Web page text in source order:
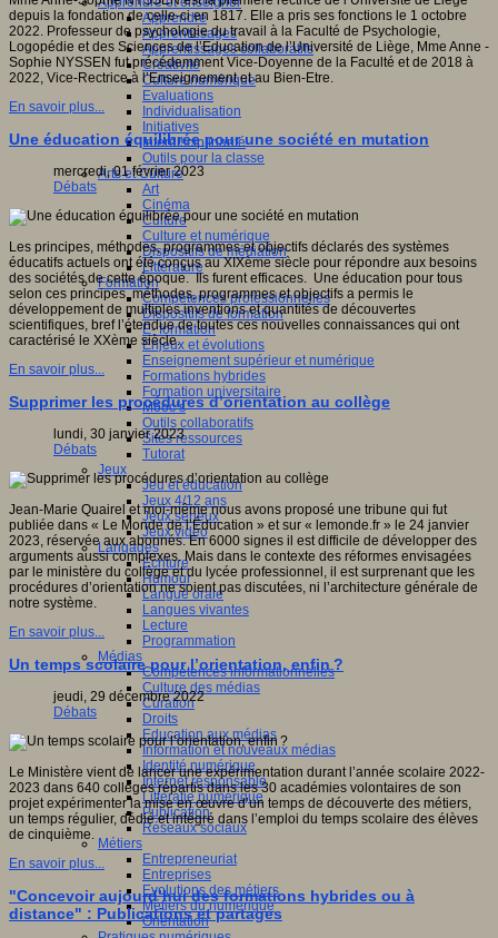
Apprendre
Apprentissages
Apprentissages collaboratifs
Créativité
Culture numérique
Evaluations
Individualisation
Initiatives
Interdisciplinarité
Outils pour la classe
Arts et Culture
Art
Cinéma
Culture
Culture et numérique
Dispositifs de médiation
Littérature
Formation
Compétences professionnelles
Dispositifs de formation
E- formation
Enjeux et évolutions
Enseignement supérieur et numérique
Formations hybrides
Formation universitaire
Mooc’s
Outils collaboratifs
Sites ressources
Tutorat
Jeux
Jeu et éducation
Jeux 4/12 ans
Jeux sérieux
Jeux vidéo
Langages
Ecriture
Humour
Langue orale
Langues vivantes
Lecture
Programmation
Médias
Compétences informationnelles
Culture des médias
Curation
Droits
Education aux médias
Information et nouveaux médias
Identité numérique
Internet responsable
Littératie numérique
Publication
Réseaux sociaux
Métiers
Entrepreneuriat
Entreprises
Evolutions des métiers
Métiers du numérique
Orientation
depuis la fondation de celle-ci en 1817. Elle a pris ses fonctions le 1 octobre
2022. Professeur de psychologie du travail à la Faculté de Psychologie,
Logopédie et des Sciences de l’Education de l’Université de Liège, Mme Anne -
Sophie NYSSEN fut précédemment Vice-Doyenne de la Faculté et de 2018 à
2022, Vice-Rectrice à l’Enseignement et au Bien-Etre.
En savoir plus...
Une éducation équilibrée pour une société en mutation
mercredi, 01 février 2023
Débats
Les principes, méthodes, programmes et objectifs déclarés des systèmes
éducatifs actuels ont été conçus au XIXème siècle pour répondre aux besoins
des sociétés de cette époque. Ils furent efficaces. Une éducation pour tous
selon ces principes, méthodes, programmes et objectifs a permis le
développement de multiples inventions et quantités de découvertes
scientifiques, bref l’étendue de toutes ces nouvelles connaissances qui ont
caractérisé le XXème siècle.
En savoir plus...
Supprimer les procédures d’orientation au collège
lundi, 30 janvier 2023
Débats
Jean-Marie Quairel et moi-même nous avons proposé une tribune qui fut
publiée dans « Le Monde de l’Éducation » et sur « lemonde.fr » le 24 janvier
2023, réservée aux abonnés. En 6000 signes il est difficile de développer des
arguments aussi complexes. Mais dans le contexte des réformes envisagées
par le ministère du collège et du lycée professionnel, il est surprenant que les
procédures d’orientation ne soient pas discutées, ni l’architecture générale de
notre système.
En savoir plus...
Un temps scolaire pour l’orientation, enfin ?
jeudi, 29 décembre 2022
Débats
Le Ministère vient de lancer une expérimentation durant l’année scolaire 2022-
2023 dans 640 collèges répartis dans les 30 académies volontaires de son
projet expérimenter la mise en œuvre d’un temps de découverte des métiers,
un temps régulier, dédié et intégré dans l’emploi du temps scolaire des élèves
de cinquième.
En savoir plus...
"Concevoir aujourd’hui des formations hybrides ou à
distance" : Publications et partages